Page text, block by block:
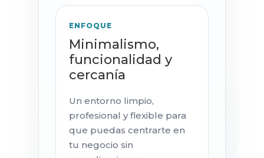
ENFOQUE
Minimalismo,
funcionalidad y
cercanía
Un entorno limpio,
profesional y flexible para
que puedas centrarte en
tu negocio sin